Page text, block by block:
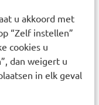
u akkoord met
“Zelf instellen”
cookies u
dan weigert u
in elk geval
• citric acid •
• xanthan
sodium
•
•